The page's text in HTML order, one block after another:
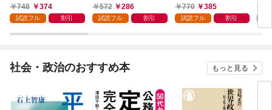
ど、ホワイトな職場で
す〜 1巻
748 374
試読フル 割引
572 286
試読フル 割引
る 1巻
770 385
試読フル 割引
社会・政治のおすすめ本 もっと見る